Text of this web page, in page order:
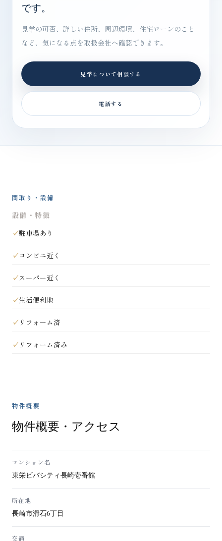
です。
見学の可否、詳しい住所、周辺環境、住宅ローンのこと
など、気になる点を取扱会社へ確認できます。
見学について相談する
電話する
間取り・設備
設備・特徴
駐車場あり
コンビニ近く
スーパー近く
生活便利地
リフォーム済
リフォーム済み
物件概要
物件概要・アクセス
マンション名
東栄ビバシティ長崎壱番館
所在地
長崎市滑石6丁目
交通